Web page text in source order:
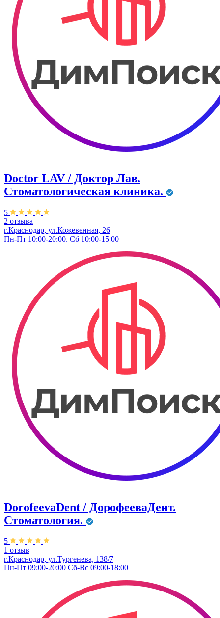
Doctor LAV / Доктор Лав.
Стоматологическая клиника.
5
2 отзыва
г.Краснодар, ул.Кожевенная, 26
Пн-Пт 10:00-20:00, Сб 10:00-15:00
DorofeevaDent / ДорофееваДент.
Стоматология.
5
1 отзыв
г.Краснодар, ул.Тургенева, 138/7
Пн-Пт 09:00-20:00 Сб-Вс 09:00-18:00